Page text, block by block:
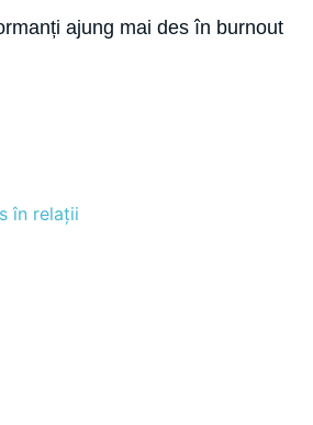
ajung mai des în burnout